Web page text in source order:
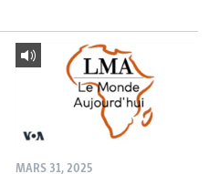
MARS 31, 2025